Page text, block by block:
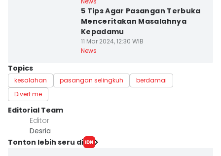
5 Tips Agar Pasangan Terbuka
Menceritakan Masalahnya
Kepadamu
11 Mar 2024, 12:30 WIB
News
Topics
kesalahan pasangan selingkuh
berdamai
Divert me
Editorial Team
Editor
Desria
Tonton lebih seru di